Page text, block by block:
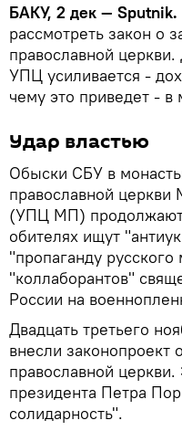
БАКУ, 2 дек — Sputnik.
рассмотреть закон о
православной
УПЦ усиливается -
чему это приведет -
Удар властью
Обыски СБУ в
православной церкви
(УПЦ МП)
обителях ищут
"пропаганду
"коллаборантов"
России на
Двадцать третьего
внесли законопроект
православной
президента Петра
солидарность".